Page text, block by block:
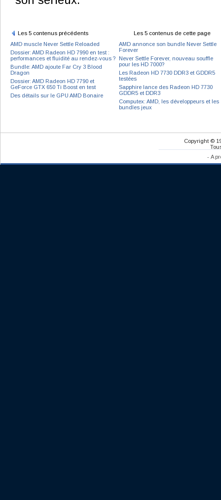
Les 5 contenus précédents
AMD muscle Never Settle Reloaded
Dossier: AMD Radeon HD 7990 en test :
performances et fluidité au rendez-vous ?
Bundle: AMD ajoute Far Cry 3 Blood
Dragon
Dossier: AMD Radeon HD 7790 et
GeForce GTX 650 Ti Boost en test
Des détails sur le GPU AMD Bonaire
Les 5 contenus de cette page
AMD annonce son bundle Never Settle
Forever
Never Settle Forever, nouveau souffle
pour les HD 7000?
Les Radeon HD 7730 DDR3 et GDDR5
testées
Sapphire lance des Radeon HD 7730
GDDR5 et DDR3
Computex: AMD, les développeurs et les
bundles jeux
Copyright ©
- A